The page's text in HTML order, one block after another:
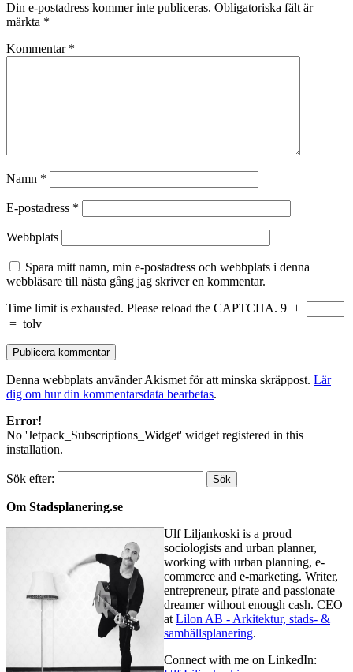
Din e-postadress kommer inte publiceras. Obligatoriska fält är
märkta *
Kommentar *
Namn *
E-postadress *
Webbplats
Spara mitt namn, min e-postadress och webbplats i denna
webbläsare till nästa gång jag skriver en kommentar.
Time limit is exhausted. Please reload the CAPTCHA. 9 +
= tolv
Denna webbplats använder Akismet för att minska skräppost. Lär
dig om hur din kommentarsdata bearbetas.
Error!
No 'Jetpack_Subscriptions_Widget' widget registered in this
installation.
Sök efter:
Om Stadsplanering.se
Ulf Liljankoski is a proud
sociologists and urban planner,
working with urban planning, e-
commerce and e-marketing. Writer,
entrepreneur, pirate and passionate
dreamer without enough cash. CEO
at Lilon AB - Arkitektur, stads- &
samhällsplanering.
Connect with me on LinkedIn: